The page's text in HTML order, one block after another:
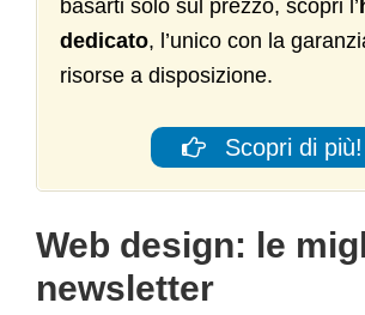
basarti solo sul prezzo, scopri l’
dedicato, l’unico con la
risorse a disposizione.
Scopri di più!
Web design: le
newsletter